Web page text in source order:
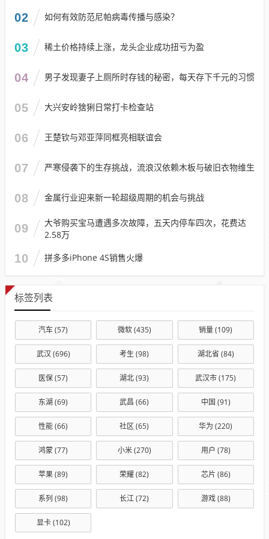
02 如何有效防范尼帕病毒传播与感染？
03 稀土价格持续上涨，龙头企业成功扭亏为盈
04 男子发现妻子上厕所时存钱的秘密，每天存下千元的习惯
05 大兴安岭猞猁日常打卡检查站
06 王楚钦与邓亚萍同框亮相联谊会
07 严寒侵袭下的生存挑战，流浪汉依赖木板与破旧衣物维生
08 金属行业迎来新一轮超级周期的机会与挑战
09
大爷购买宝马遭遇多次故障，五天内停车四次，花费达
2.58万
10 拼多多iPhone 4S销售火爆
标签列表
汽车(57) 微软(435) 销量(109)
武汉 (696) 考生 (98) 湖北省 (84)
医保(57) 湖北(93) 武汉市(175)
东湖 (69) 武昌 (66) 中国 (91)
性能(66) 社区 (65) 华为 (220)
鸿蒙(77) 小米(270) 用户 (78)
苹果(89) 荣耀(82) 芯片 (86)
系列 (98) 长江(72) 游戏(88)
显卡(102)